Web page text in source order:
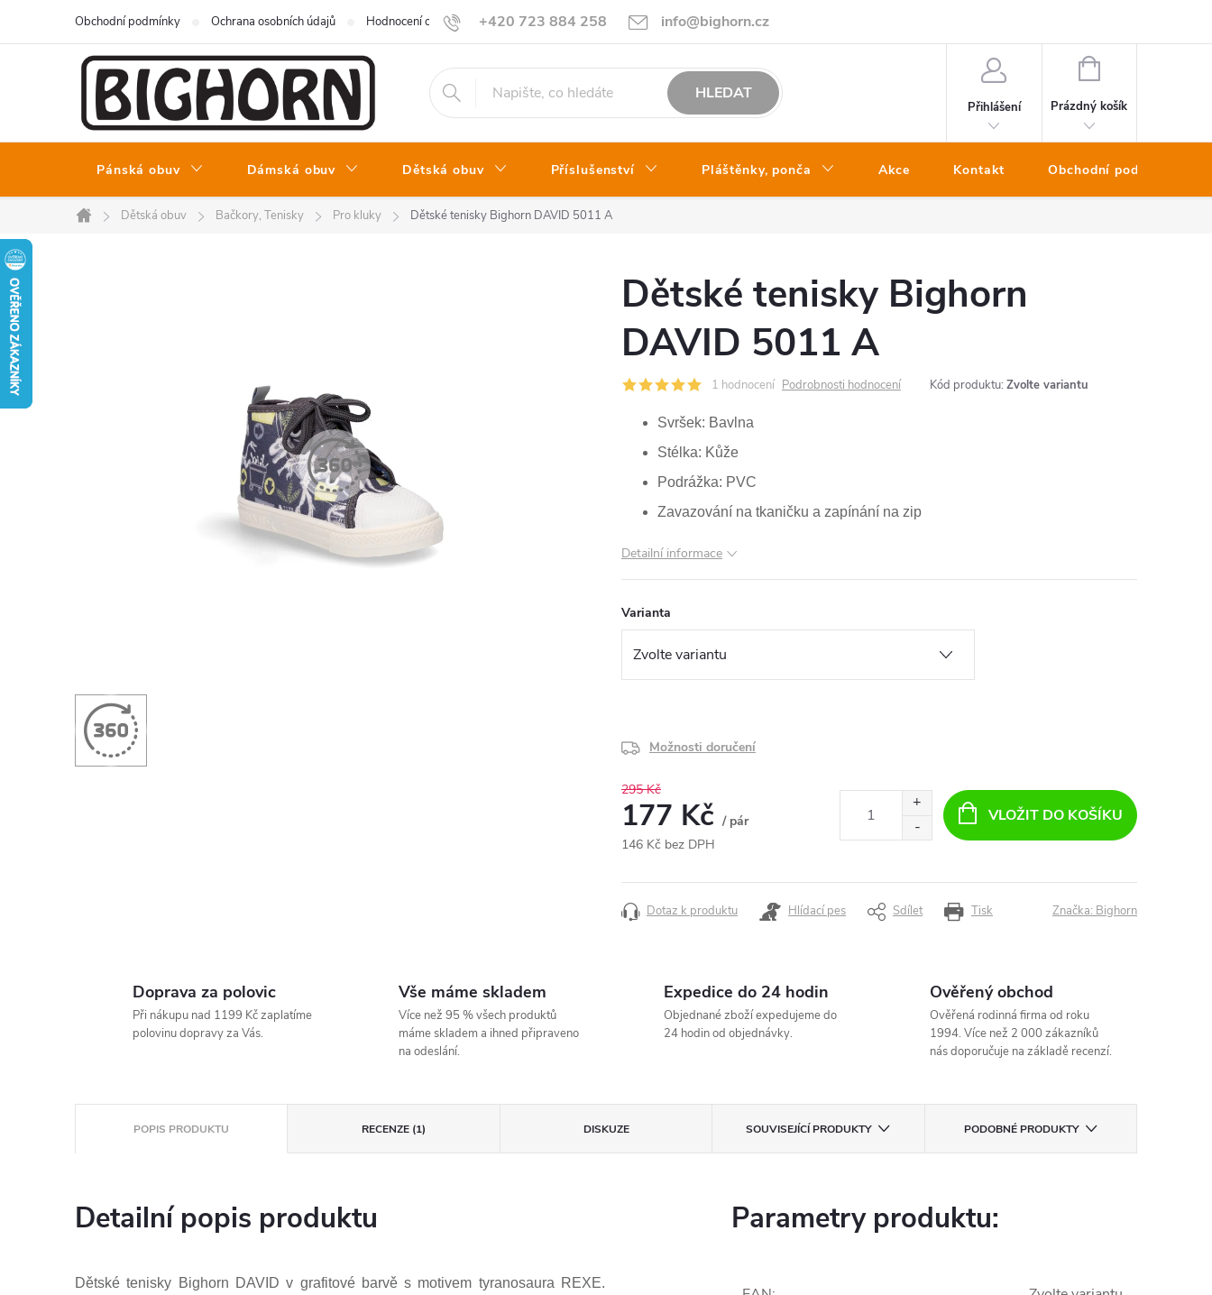
+420 723 884 258 info@bighorn.cz
Obchodní podmínky Ochrana osobních údajů Hodnocení obchodu Kontakt
HLEDAT
Přihlášení
NÁKUPNÍ
Prázdný košík
Pánská obuv Dámská obuv Dětská obuv Příslušenství Pláštěnky, ponča Akce Kontakt Obchodní podmínky
Domů
Dětská obuv Bačkory, Tenisky Pro kluky Dětské tenisky Bighorn DAVID 5011 A
Dětské tenisky Bighorn
DAVID 5011 A
1 hodnocení Podrobnosti hodnocení Kód produktu: Zvolte variantu
Svršek: Bavlna
Stélka: Kůže
Podrážka: PVC
Zavazování na tkaničku a zapínání na zip
Detailní informace
Varianta
Možnosti doručení
295 Kč
177 Kč / pár
146 Kč bez DPH
cena:
VLOŽIT DO KOŠÍKU
Tisk
Dotaz k produktu Hlídací pes Sdílet Značka: Bighorn
Doprava za polovic
Při nákupu nad 1199 Kč zaplatíme
polovinu dopravy za Vás.
Vše máme skladem
Více než 95 % všech produktů
máme skladem a ihned připraveno
na odeslání.
Expedice do 24 hodin
Objednané zboží expedujeme do
24 hodin od objednávky.
Ověřený obchod
Ověřená rodinná firma od roku
1994. Více než 2 000 zákazníků
nás doporučuje na základě recenzí.
POPIS PRODUKTU RECENZE (1) DISKUZE SOUVISEJÍCÍ PRODUKTY PODOBNÉ PRODUKTY
Detailní popis produktu
Dětské tenisky Bighorn DAVID v grafitové barvě s motivem tyranosaura REXE.
Parametry produktu: